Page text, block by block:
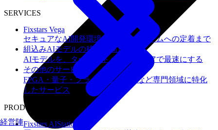
SERVICES
Fixstars Vega
セキュアなAI開発環境の構築からチームへの定着まで
組込みAIモデルの移植・高速化
AIモデルを、ターゲットハードウェアで最速にする
その他のサービス
FPGA・量子・フラッシュメモリなど専門領域に特化
したサービス
PRODUCTS
Fixstars AIStation
経営陣